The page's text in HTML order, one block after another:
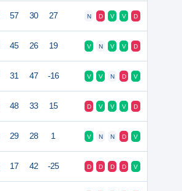
57 30 27 N D V V D
45 26 19 V N V V D
31 47 -16 V V N D V
48 33 15 D V V V D
29 28 1 V N N D V
17 42 -25 D D D D V